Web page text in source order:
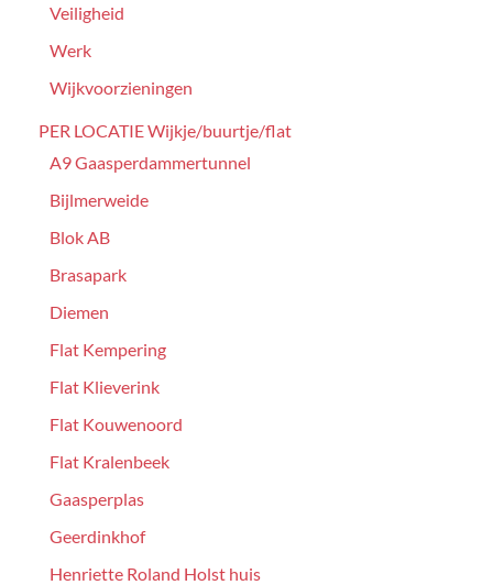
Veiligheid
Werk
Wijkvoorzieningen
PER LOCATIE Wijkje/buurtje/flat
A9 Gaasperdammertunnel
Bijlmerweide
Blok AB
Brasapark
Diemen
Flat Kempering
Flat Klieverink
Flat Kouwenoord
Flat Kralenbeek
Gaasperplas
Geerdinkhof
Henriette Roland Holst huis